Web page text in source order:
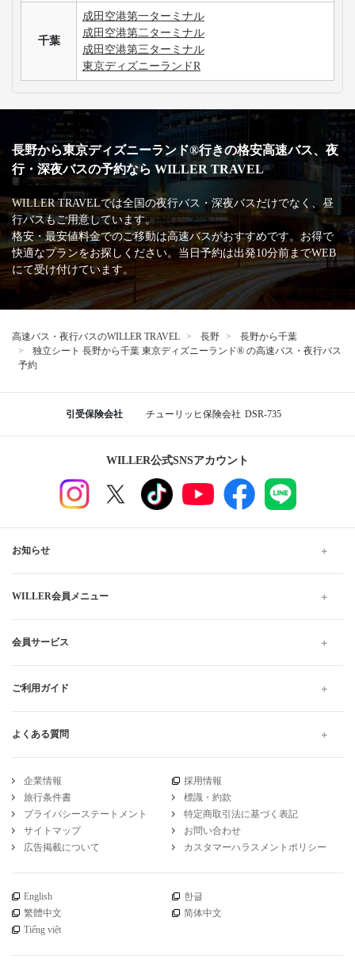
千葉
成田空港第一ターミナル
成田空港第二ターミナル
成田空港第三ターミナル
東京ディズニーランドR
長野から東京ディズニーランド®行きの格安高速バス、夜
行・深夜バスの予約なら WILLER TRAVEL
WILLER TRAVELでは全国の夜行バス・深夜バスだけでなく、昼
行バスもご用意しています。
格安・最安値料金でのご移動は高速バスがおすすめです。お得で
快適なプランをお探しください。当日予約は出発10分前までWEB
にて受け付けています。
高速バス・夜行バスのWILLER TRAVEL 長野
長野から千葉
独立シート 長野から千葉 東京ディズニーランド® の高速バス・夜行バス
予約
引受保険会社 チューリッヒ保険会社 DSR-735
WILLER公式SNSアカウント
お知らせ
WILLER会員メニュー
会員サービス
ご利用ガイド
よくある質問
企業情報
採用情報
旅行条件書
標識・約款
プライバシーステートメント
特定商取引法に基づく表記
サイトマップ
お問い合わせ
広告掲載について
カスタマーハラスメントポリシー
English
한글
繁體中文
简体中文
Tiếng việt